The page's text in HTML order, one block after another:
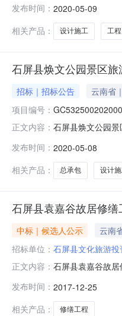
期工程设计施工
程)
发布时间： 2020-05-09
相关产品：
设计施工 工程
石屏县焕文公园景区
招标｜招标公告 云南省
项目编号：
正文内容： 石屏县焕文公园
辆停车场一个，
电缆4500
发布时间： 2020-05-08
相关产品：
总承包 设计
石屏县袁嘉谷故居修缮
中标｜候选人公示
云南
招标单位： 石屏县文化旅游
正文内容： 石屏县袁嘉谷故
编号YNWW-
发布时间： 2017-12-25
相关产品：
修缮工程